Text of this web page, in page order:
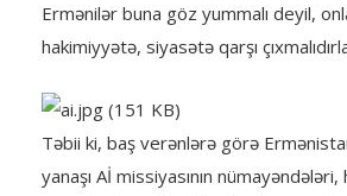
Ermənilər buna göz yummalı deyil,
hakimiyyətə, siyasətə qarşı
Təbii ki, baş verənlərə görə
yanaşı Aİ missiyasının